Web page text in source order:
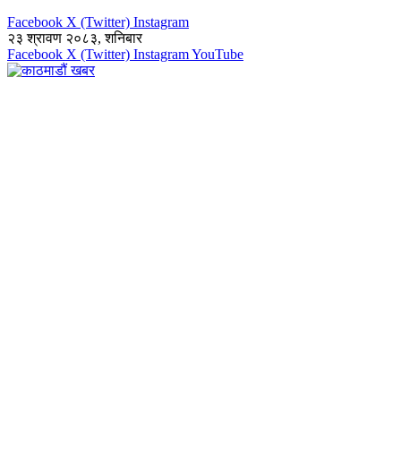
Facebook X (Twitter) Instagram
२३ श्रावण २०८३, शनिबार
Facebook X (Twitter) InstagramYouTube